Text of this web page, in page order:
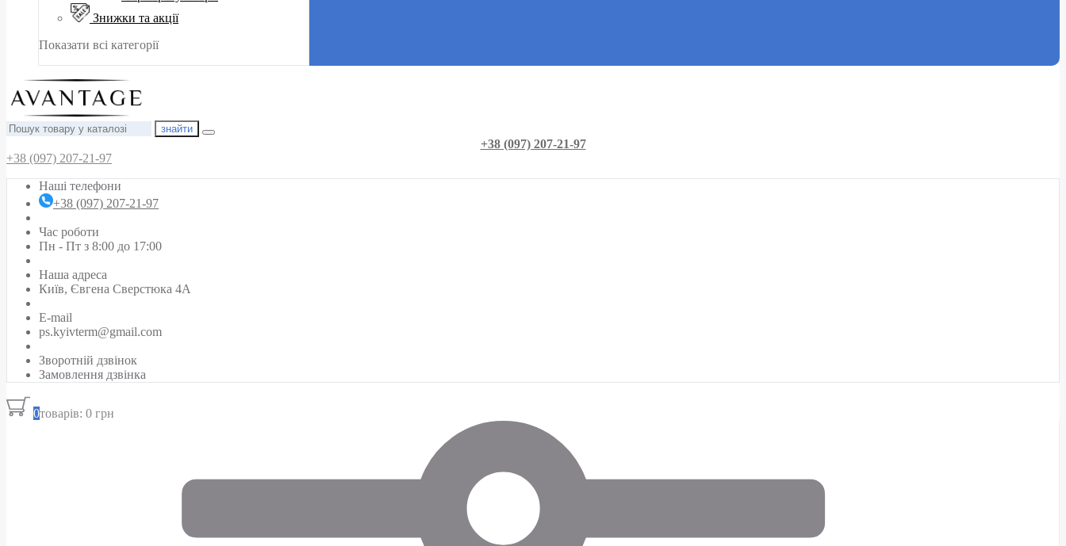
Знижки та акції
Показати всі категорії
знайти
+38 (097) 207-21-97
+38 (097) 207-21-97
Наші телефони
+38 (097) 207-21-97
Час роботи
Пн - Пт з 8:00 до 17:00
Наша адреса
Київ, Євгена Сверстюка 4А
E-mail
ps.kyivterm@gmail.com
Зворотній дзвінок
Замовлення дзвінка
0товарів: 0 грн